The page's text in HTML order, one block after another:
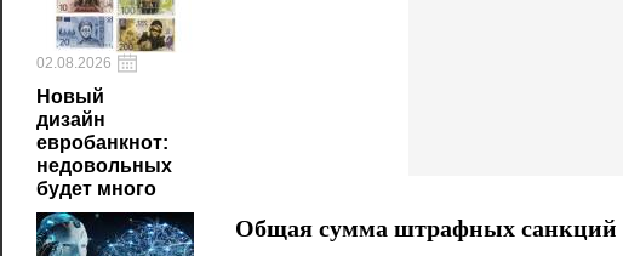
02.08.2026
Новый
дизайн
евробанкнот:
недовольных
будет много
Общая сумма штрафных санкций